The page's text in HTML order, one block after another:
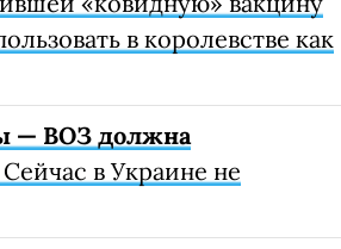
в королевстве как
— ВОЗ должна
Сейчас в Украине не